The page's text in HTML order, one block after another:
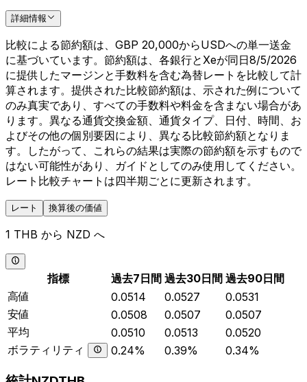
詳細情報
比較による節約額は、GBP 20,000からUSDへの単一送金
に基づいています。節約額は、各銀行とXeが同日8/5/2026
に提供したマージンと手数料を含む為替レートを比較して計
算されます。提供された比較節約額は、示された例について
のみ真実であり、すべての手数料や料金を含まない場合があ
ります。異なる通貨交換金額、通貨タイプ、日付、時間、お
よびその他の個別要因により、異なる比較節約額となりま
す。したがって、これらの結果は実際の節約額を示すもので
はない可能性があり、ガイドとしてのみ使用してください。
レート比較チャートは四半期ごとに更新されます。
レート 換算後の価値
1 THB から NZD へ
指標 過去7日間 過去30日間 過去90日間
高値
0.0514 0.0527
0.0531
安値
0.0508 0.0507
0.0507
平均
0.0510 0.0513
0.0520
ボラティリティ
0.24% 0.39% 0.34%